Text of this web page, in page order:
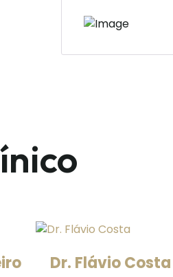
Dr. Flávio Costa